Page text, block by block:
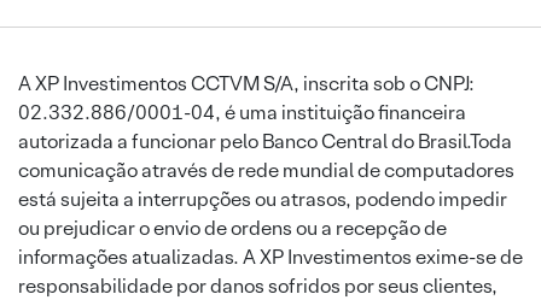
A XP Investimentos CCTVM S/A, inscrita sob o CNPJ:
02.332.886/0001-04, é uma instituição financeira
autorizada a funcionar pelo Banco Central do Brasil.Toda
comunicação através de rede mundial de computadores
está sujeita a interrupções ou atrasos, podendo impedir
ou prejudicar o envio de ordens ou a recepção de
informações atualizadas. A XP Investimentos exime-se de
responsabilidade por danos sofridos por seus clientes,